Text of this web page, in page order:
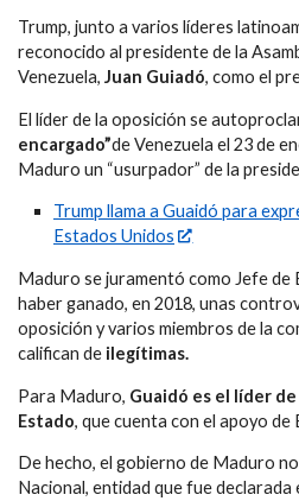
Trump, junto a varios líderes
reconocido al presidente de la
Venezuela, Juan Guiadó, como el
El líder de la oposición se
encargado”de Venezuela el 23 de
Maduro un “usurpador” de la
Trump llama a Guaidó para
Estados Unidos
Maduro se juramentó como Jefe de
haber ganado, en 2018, unas
oposición y varios miembros de la
califican de ilegítimas.
Para Maduro, Guaidó es el líder
Estado, que cuenta con el apoyo de
De hecho, el gobierno de Maduro
Nacional, entidad que fue declarada